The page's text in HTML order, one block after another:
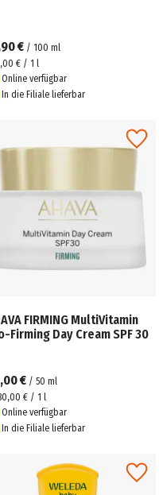
€ / 100 ml
€ / 1 l
Online verfügbar
In die Filiale lieferbar
FIRMING MultiVitamin
Firming Day Cream SPF 30
€ / 50 ml
€ / 1 l
Online verfügbar
In die Filiale lieferbar